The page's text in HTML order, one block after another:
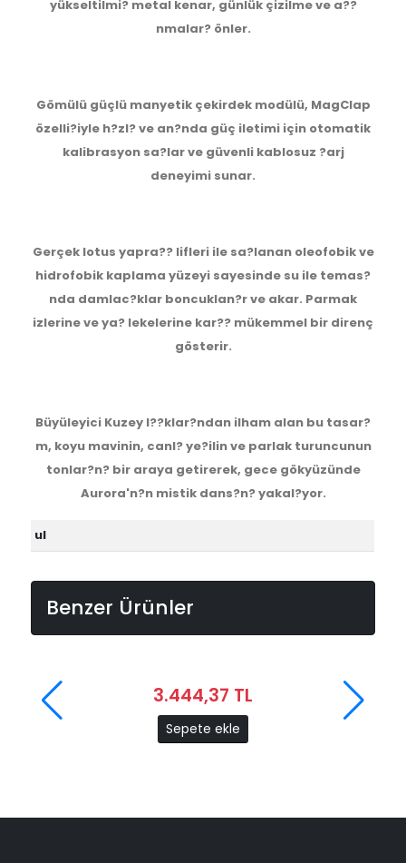
yükseltilmi? metal kenar, günlük çizilme ve a??
nmalar? önler.
Gömülü güçlü manyetik çekirdek modülü, MagClap
özelli?iyle h?zl? ve an?nda güç iletimi için otomatik
kalibrasyon sa?lar ve güvenli kablosuz ?arj
deneyimi sunar.
Gerçek lotus yapra?? lifleri ile sa?lanan oleofobik ve
hidrofobik kaplama yüzeyi sayesinde su ile temas?
nda damlac?klar boncuklan?r ve akar. Parmak
izlerine ve ya? lekelerine kar?? mükemmel bir direnç
gösterir.
Büyüleyici Kuzey I??klar?ndan ilham alan bu tasar?
m, koyu mavinin, canl? ye?ilin ve parlak turuncunun
tonlar?n? bir araya getirerek, gece gökyüzünde
Aurora'n?n mistik dans?n? yakal?yor.
ul
Benzer Ürünler
3.444,37 TL
Sepete ekle